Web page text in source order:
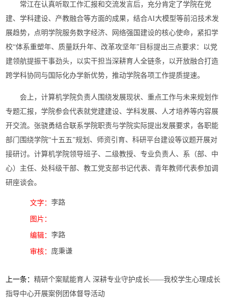
常江在认真听取工作汇报和交流发言后，充分肯定了学院在党
建、学科建设、产教融合等方面的成果，结合AI大模型等前沿技术发
展趋势，点明学院服务数字经济、网络强国建设的核心使命，紧扣学
校“体系重塑年、质量跃升年、改革攻坚年”目标提出三点要求：以党
建领航提振干事劲头，以实干担当深耕育人全链条，以开放融合打造
跨学科协同与国际化办学新优势，推动学院各项工作提质提速。
会上，计算机学院负责人围绕发展现状、重点工作与未来规划作
专题汇报，学院参会代表就党建建设、学科发展、人才培养等内容展
开交流。张骁勇结合联系学院职责与学院实际提出发展要求，各职能
部门围绕学院“十五五”规划、师资引育、科研平台建设等议题开展对
接研讨。计算机学院领导班子、二级教授、专业负责人、系（部、中
心）主任、处科级干部、教工党支部书记代表、青年教师代表参加调
研座谈会。
文字：李路
图片：
编辑：李路
审核：庞秉谦
上一条：精研个案赋能育人 深耕专业守护成长——我校学生心理成长
指导中心开展案例团体督导活动